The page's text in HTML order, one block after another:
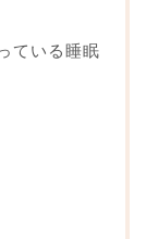
ている睡眠